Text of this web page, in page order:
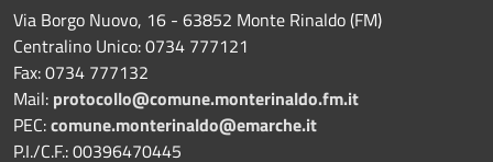
Via Borgo Nuovo, 16 - 63852 Monte Rinaldo (FM)
Centralino Unico: 0734 777121
Fax: 0734 777132
Mail: protocollo@comune.monterinaldo.fm.it
PEC:comune.monterinaldo@emarche.it
P.I./C.F.: 00396470445